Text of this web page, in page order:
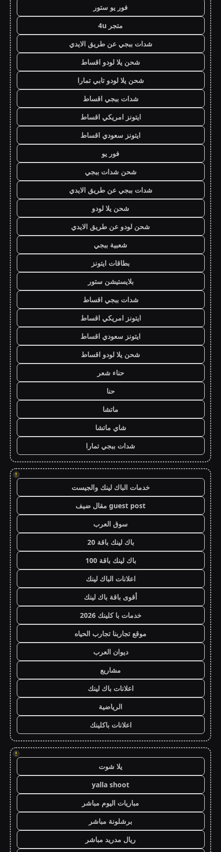
فور يو ستور
متجر 4u
شدات ببجي عن طريق الايدي
شحن يلا لودو اقساط
شحن يلا لودو تابي تمارا
شدات ببجي اقساط
ايتونز امريكي اقساط
ايتونز سعودي اقساط
فور يو
شحن شدات ببجي
شدات ببجي عن طريق الايدي
شحن يلا لودو
شحن لودو عن طريق الايدي
شعبية ببجي
بطاقات ايتونز
بلايستيشن ستور
شدات ببجي اقساط
ايتونز امريكي اقساط
ايتونز سعودي اقساط
شحن يلا لودو اقساط
حناء شعر
حنا
ماتشا
شاي ماتشا
شدات ببجي تمارا
!
خدمات الباك لينك والجيست
guest post مقال ضيف
سوق العرب
باك لينك باقة 20
باك لينك باقة 100
اعلانات الباك لينك
أقوى باقة باك لينك
خدمات با كلينك 2026
موقع تجاربنا تجارب الحياه
ديوان العرب
مشاريع
اعلانات باك لينك
الرياضية
اعلانات باكلينك
!
يلا شوت
yalla shoot
مباريات اليوم مباشر
برشلونة مباشر
ريال مدريد مباشر